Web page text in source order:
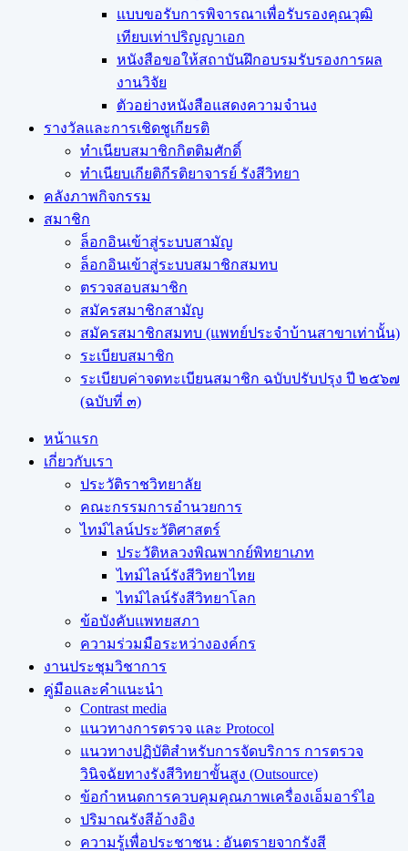
แบบขอรับการพิจารณาเพื่อรับรองคุณวุฒิ
เทียบเท่าปริญญาเอก
หนังสือขอให้สถาบันฝึกอบรมรับรองการผล
งานวิจัย
ตัวอย่างหนังสือแสดงความจำนง
รางวัลและการเชิดชูเกียรติ
ทำเนียบสมาชิกกิตติมศักดิ์
ทำเนียบเกียติกีรติยาจารย์ รังสีวิทยา
คลังภาพกิจกรรม
สมาชิก
ล็อกอินเข้าสู่ระบบสามัญ
ล็อกอินเข้าสู่ระบบสมาชิกสมทบ
ตรวจสอบสมาชิก
สมัครสมาชิกสามัญ
สมัครสมาชิกสมทบ (แพทย์ประจำบ้านสาขาเท่านั้น)
ระเบียบสมาชิก
ระเบียบค่าจดทะเบียนสมาชิก ฉบับปรับปรุง ปี ๒๕๖๗
(ฉบับที่ ๓)
หน้าแรก
เกี่ยวกับเรา
ประวัติราชวิทยาลัย
คณะกรรมการอำนวยการ
ไทม์ไลน์ประวัติศาสตร์
ประวัติหลวงพิณพากย์พิทยาเภท
ไทม์ไลน์รังสีวิทยาไทย
ไทม์ไลน์รังสีวิทยาโลก
ข้อบังคับแพทยสภา
ความร่วมมือระหว่างองค์กร
งานประชุมวิชาการ
คู่มือและคำแนะนำ
Contrast media
แนวทางการตรวจ และ Protocol
แนวทางปฏิบัติสำหรับการจัดบริการ การตรวจ
วินิจฉัยทางรังสีวิทยาขั้นสูง (Outsource)
ข้อกำหนดการควบคุมคุณภาพเครื่องเอ็มอาร์ไอ
ปริมาณรังสีอ้างอิง
ความรู้เพื่อประชาชน : อันตรายจากรังสี